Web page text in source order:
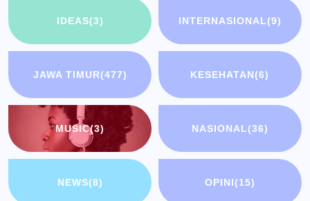
IDEAS(3) INTERNASIONAL(9)
JAWA TIMUR(477) KESEHATAN(6)
MUSIC(3) NASIONAL(36)
NEWS(8) OPINI(15)